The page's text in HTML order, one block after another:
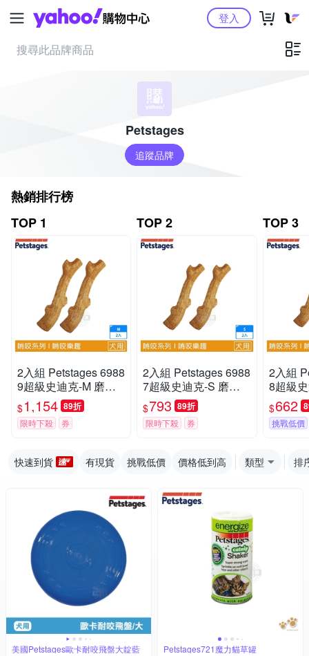
Yahoo購物中心登入
Petstages
追蹤品牌
熱銷排行榜
TOP 1
2入組 Petstages 6988
9超級史迪克-M 磨牙
潔齒 天然木頭香 狗狗
潔牙玩具 狗玩具 全犬
適用
$1,154 89折
限時下殺 券
TOP 2
2入組 Petstages 6988
7超級史迪克-S 磨牙
潔齒 天然木頭香 狗狗
潔牙玩具 狗玩具 全犬
適用
$793 89折
限時下殺 券
TOP 3
2入組
8超級
潔齒
潔牙玩
適用
$662
挑戰低價
快速到貨 有現貨 挑戰低價 價格低到高 類型 排
美國Petstages歐卡耐咬飛盤大靛藍 Petstages721魔力貓草罐